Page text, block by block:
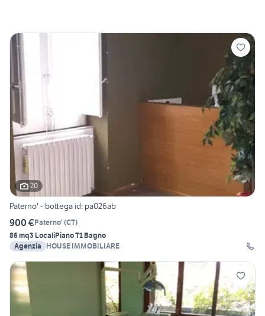
20
Paterno' - bottega id: pa026ab
900 €Paterno' (CT)
86 mq3 LocaliPiano T1 Bagno
Agenzia
HOUSE IMMOBILIARE